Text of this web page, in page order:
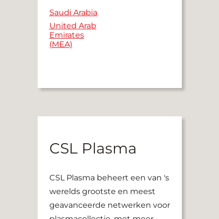
Saudi Arabia
United Arab
Emirates
(MEA)
CSL Plasma
CSL Plasma beheert een van 's
werelds grootste en meest
geavanceerde netwerken voor